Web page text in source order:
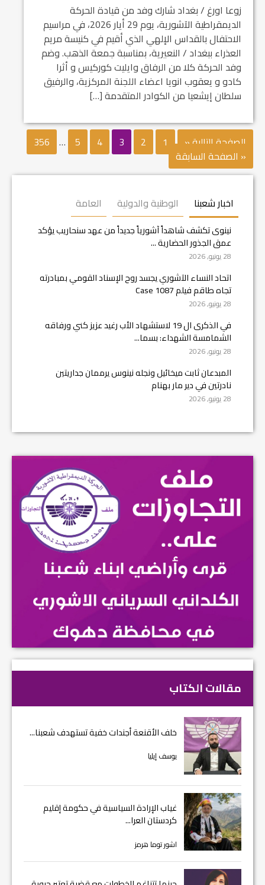
زوعا اورغ / بغداد شارك وفد من قيادة الحركة
الديمقراطية الآشورية، يوم 29 أيار 2026، في مراسيم
الاحتفال بالقداس الإلهي الذي أقيم في كنيسة مريم
العذراء ببغداد / النعيرية، بمناسبة جمعة الذهب. وضم
وفد الحركة كلا من الرفاق وايليت كوركيس و أثرا
كادو و يعقوب انويا اعضاء اللجنة المركزية، والرفيق
سلطان إيشعيا من الكوادر المتقدمة […]
الصفحة التالية « 1
2
3
4
5
…
356
« الصفحة السابقة
اخبار شعبنا الوطنية والدولية العامة
نينوى تكشف شاهداً آشورياً جديداً من عهد سنحاريب يؤكد
عمق الجذور الحضارية ...
28 يونيو, 2026
اتحاد النساء الآشوري يجسد روح الإسناد القومي بمبادرته
تجاه طاقم فيلم Case 1087
28 يونيو, 2026
في الذكرى ال 19 لاستشهاد الأب رغيد عزيز كني ورفاقه
الشمامسة الشهداء: بسما...
28 يونيو, 2026
المبدعان ثابت ميخائيل ونجله نينوس يرممان جداريتين
نادرتين في دير مار بهنام
28 يونيو, 2026
مقالات الكتاب
خلف الأقنعة أجندات خفية تستهدف شعبنا...
يوسف إيليا
غياب الإرادة السياسية في حكومة إقليم
كردستان العرا...
اشور توما هرمز